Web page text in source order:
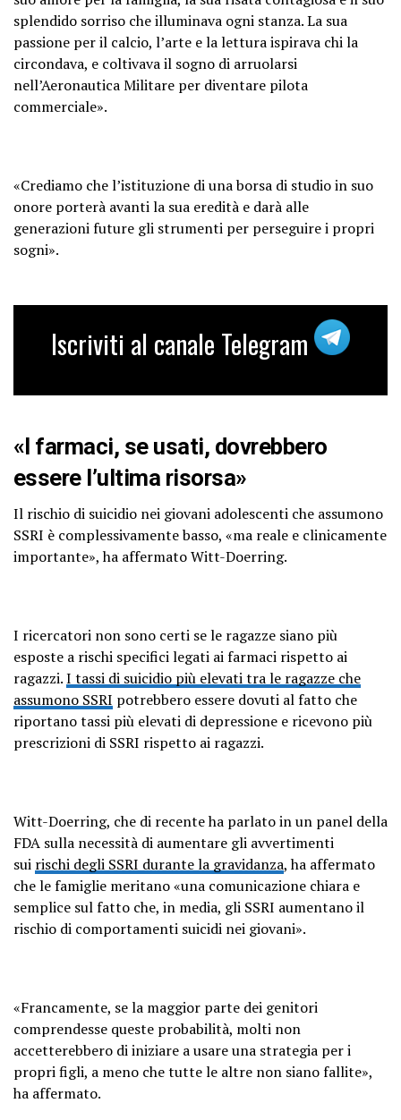
splendido sorriso che illuminava ogni stanza. La sua
passione per il calcio, l’arte e la lettura ispirava chi la
circondava, e coltivava il sogno di arruolarsi
nell’Aeronautica Militare per diventare pilota
commerciale».
«Crediamo che l’istituzione di una borsa di studio in suo
onore porterà avanti la sua eredità e darà alle
generazioni future gli strumenti per perseguire i propri
sogni».
Iscriviti al canale Telegram
«I farmaci, se usati, dovrebbero
essere l’ultima risorsa»
Il rischio di suicidio nei giovani adolescenti che assumono
SSRI è complessivamente basso, «ma reale e clinicamente
importante», ha affermato Witt-Doerring.
I ricercatori non sono certi se le ragazze siano più
esposte a rischi specifici legati ai farmaci rispetto ai
ragazzi.I tassi di suicidio più elevati tra le ragazze che
assumono SSRI potrebbero essere dovuti al fatto che
riportano tassi più elevati di depressione e ricevono più
prescrizioni di SSRI rispetto ai ragazzi.
Witt-Doerring, che di recente ha parlato in un panel della
FDA sulla necessità di aumentare gli avvertimenti
sui rischi degli SSRI durante la gravidanza, ha affermato
che le famiglie meritano «una comunicazione chiara e
semplice sul fatto che, in media, gli SSRI aumentano il
rischio di comportamenti suicidi nei giovani».
«Francamente, se la maggior parte dei genitori
comprendesse queste probabilità, molti non
accetterebbero di iniziare a usare una strategia per i
propri figli, a meno che tutte le altre non siano fallite»,
ha affermato.